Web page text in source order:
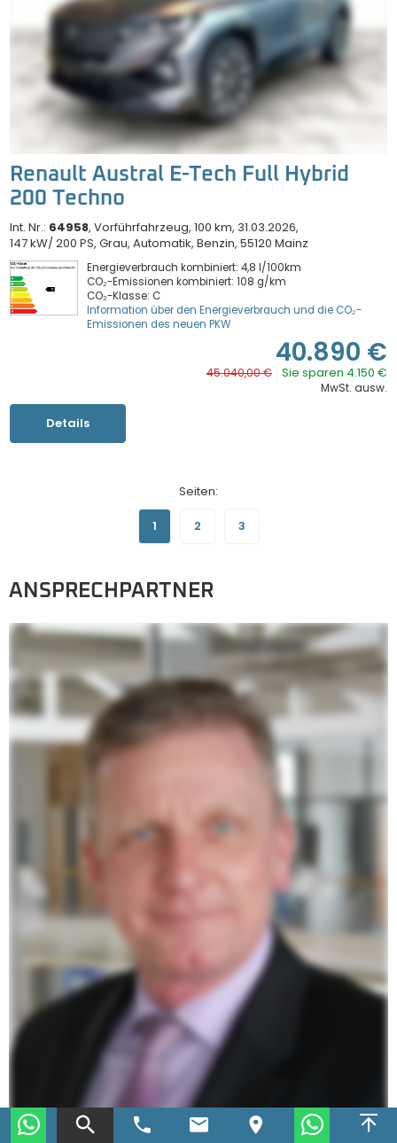
Renault Austral E-Tech Full Hybrid
200 Techno
Int. Nr.: 64958 Vorführfahrzeug 100 km 31.03.2026
147 kW/ 200 PS Grau Automatik Benzin 55120 Mainz
Energieverbrauch kombiniert: 4,8 l/100km
CO₂-Emissionen kombiniert: 108 g/km
CO₂-Klasse: C
Information über den Energieverbrauch und die CO₂-
Emissionen des neuen PKW
40.890 €
45.040,00 € Sie sparen 4.150 €
MwSt. ausw.
Details
Seiten:
1 2 3
ANSPRECHPARTNER